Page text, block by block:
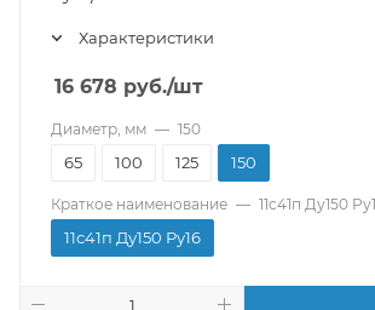
Характеристики
16 678 руб./шт
Диаметр, мм — 150
65 100 125 150
Краткое наименование — 11с41п Ду150
11с41п Ду150 Ру16